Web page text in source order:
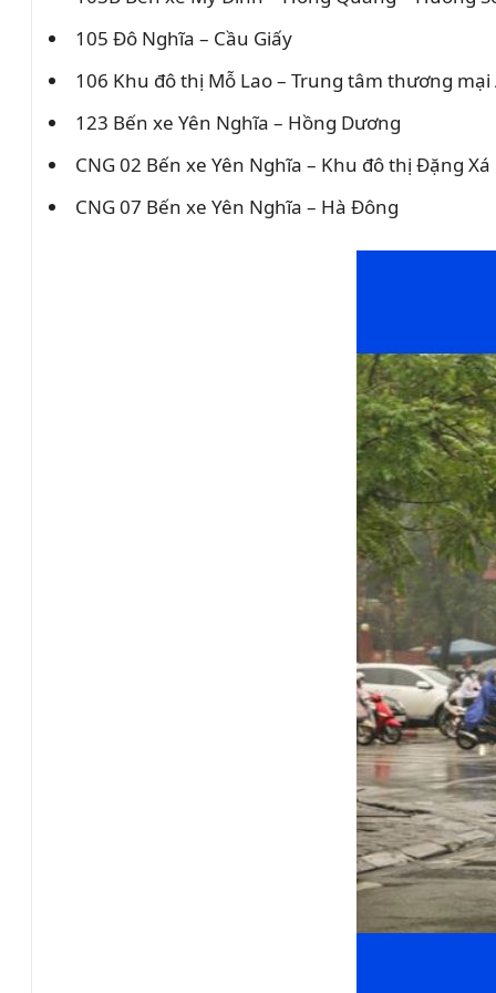
105 Đô Nghĩa – Cầu Giấy
106 Khu đô thị Mỗ Lao – Trung tâm thương
123 Bến xe Yên Nghĩa – Hồng Dương
CNG 02 Bến xe Yên Nghĩa – Khu đô thị Đặng Xá
CNG 07 Bến xe Yên Nghĩa – Hà Đông